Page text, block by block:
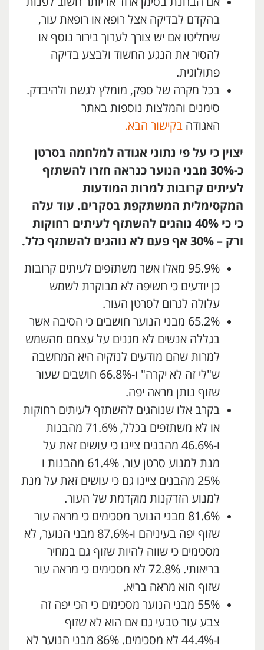
בהקדם לבדיקה אצל רופא או רופאת עור,
שיחליטו אם יש צורך לערוך בירור נוסף או
להסיר את הנגע החשוד ולבצע בדיקה
פתולוגית.
בכל מקרה של ספק, מומלץ לגשת ולהיבדק.
סימנים והמלצות נוספות באתר
האגודה בקישור הבא.
יצוין כי על פי נתוני אגודה למלחמה בסרטן
כ-30% מבני הנוער כנראה חזרו להשתזף
לעיתים קרובות למרות המודעות
המקסימלית המשתקפת בסקרים. עוד עלה
כי כי 40% נוהגים להשתזף לעיתים רחוקות
ורק – 30%
אף פעם לא נוהגים להשתזף כלל.
95.9% מאלו אשר משתזפים לעיתים קרובות
כן יודעים כי חשיפה לא מבוקרת לשמש
עלולה לגרום לסרטן העור.
65.2% מבני הנוער חושבים כי הסיבה אשר
בגללה אנשים לא מגנים על עצמם מהשמש
למרות שהם מודעים לנזקיה היא המחשבה
ש"לי זה לא יקרה" ו-66.8% חושבים שעור
שזוף נותן מראה יפה.
בקרב אלו שנוהגים להשתזף לעיתים רחוקות
או לא משתזפים בכלל, 71.6% מהבנות
ו-46.6% מהבנים ציינו כי עושים זאת על
מנת למנוע סרטן עור. 61.4% מהבנות ו
25% מהבנים ציינו גם כי עושים זאת על מנת
למנוע הזדקנות מוקדמת של העור.
81.6% מבני הנוער מסכימים כי מראה עור
שזוף יפה בעיניהם ו-87.6% מבני הנוער, לא
מסכימים כי שווה להיות שזוף גם במחיר
בריאותי. 72.8% לא מסכימים כי מראה עור
שזוף הוא מראה בריא.
55% מבני הנוער מסכימים כי הכי יפה זה
צבע עור טבעי גם אם הוא לא שזוף
ו-44.4% לא מסכימים. 86% מבני הנוער לא